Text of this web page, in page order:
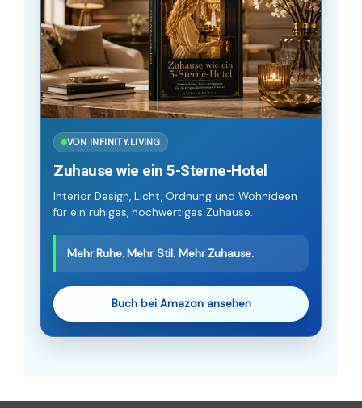
VON INFINITY.LIVING
Zuhause wie ein 5-Sterne-Hotel
Interior Design, Licht, Ordnung und Wohnideen
für ein ruhiges, hochwertiges Zuhause.
Mehr Ruhe. Mehr Stil. Mehr Zuhause.
Buch bei Amazon ansehen